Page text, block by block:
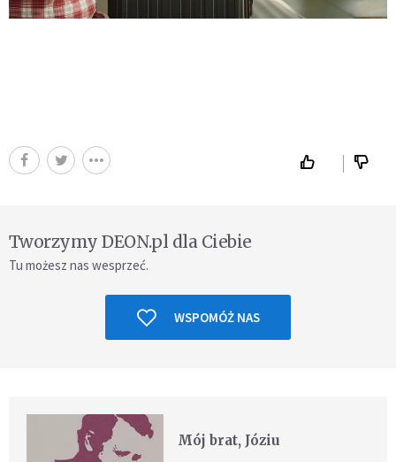
Tworzymy DEON.pl dla Ciebie
Tu możesz nas wesprzeć.
WSPOMÓŻ NAS
Mój brat, Józiu